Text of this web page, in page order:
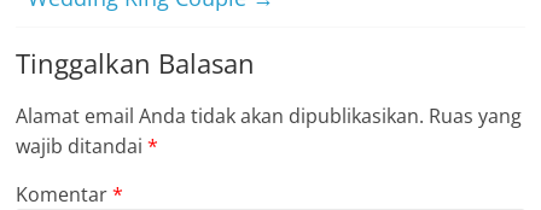
Tinggalkan Balasan
Alamat email Anda tidak akan dipublikasikan. Ruas yang
wajib ditandai*
Komentar*